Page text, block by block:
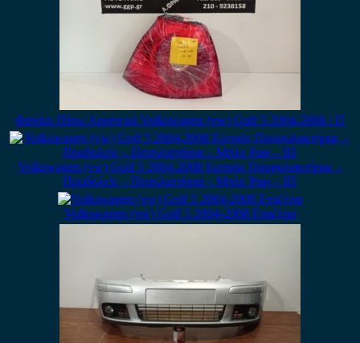
Φανάρι Πίσω Αριστερό Volkswagen (vw) Golf 5 2004-2008 / Π
Volkswagen (vw) Golf 5 2004-2008 Εμπρός Προφυλακτήρας –
Προβολείς – Πιτσιλιστήρια – Μπλε Ραφ – ΙΠ
Volkswagen (vw) Golf 5 2004-2008 Εταζέρα